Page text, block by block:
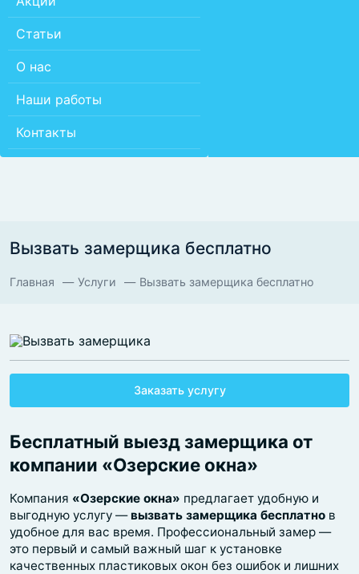
Статьи
О нас
Наши работы
Контакты
Вызвать замерщика бесплатно
Главная Услуги Вызвать замерщика бесплатно
Заказать услугу
Бесплатный выезд замерщика от
компании «Озерские окна»
Компания «Озерские окна» предлагает удобную и
выгодную услугу — вызвать замерщика бесплатно в
удобное для вас время. Профессиональный замер —
это первый и самый важный шаг к установке
качественных пластиковых окон без ошибок и лишних